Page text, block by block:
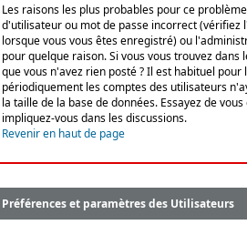
Les raisons les plus probables pour ce
d'utilisateur ou mot de passe incorrect (vérifiez
lorsque vous vous êtes enregistré) ou
pour quelque raison. Si vous vous trouvez
que vous n'avez rien posté ? Il est habituel
périodiquement les comptes des utilisateurs
la taille de la base de données. Essayez de
impliquez-vous dans les discussions.
Revenir en haut de page
Préférences et paramètres des Utilisateurs